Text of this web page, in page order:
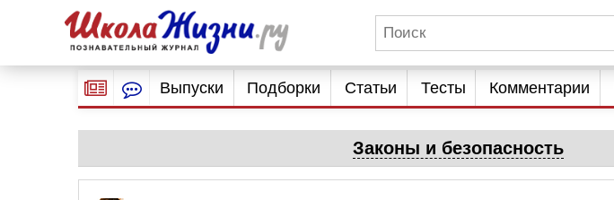
Выпуски Подборки Статьи Тесты Комментарии
Законы и безопасность